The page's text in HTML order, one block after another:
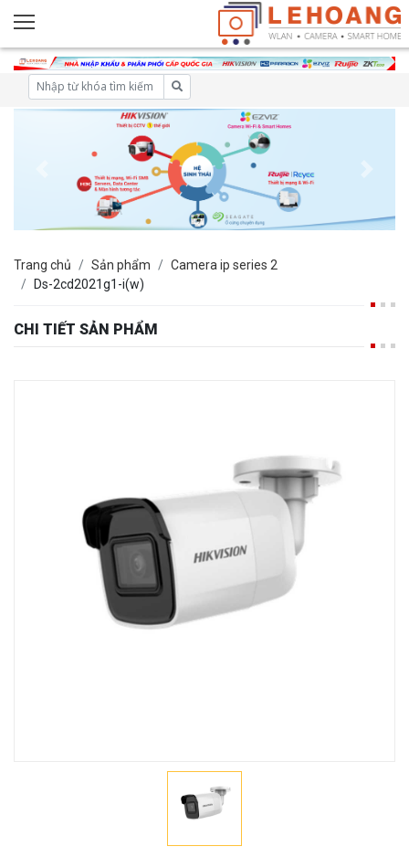
Trang chủ Sản phẩm
Camera ip series 2
Ds-2cd2021g1-i(w)
CHI TIẾT SẢN PHẨM